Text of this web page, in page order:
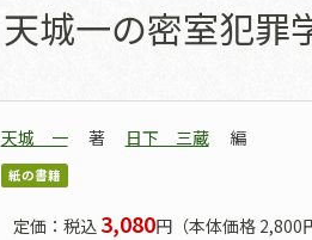
天城一の密室犯罪
天城 一 著 日下 三蔵 編
紙の書籍
定価：税込 3,080円（本体価格 2,800